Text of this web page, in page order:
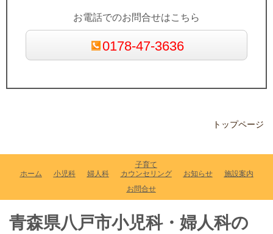
お電話でのお問合せはこちら
0178-47-3636
トップページ
ホーム 小児科 婦人科
子育て
カウンセリング
お知らせ
施設案内
お問合せ
青森県八戸市小児科・婦人科の